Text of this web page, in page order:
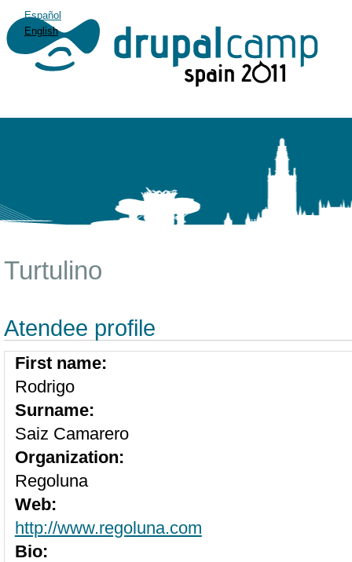
Español
English
Turtulino
Atendee profile
First name:
Rodrigo
Surname:
Saiz Camarero
Organization:
Regoluna
Web:
http://www.regoluna.com
Bio: